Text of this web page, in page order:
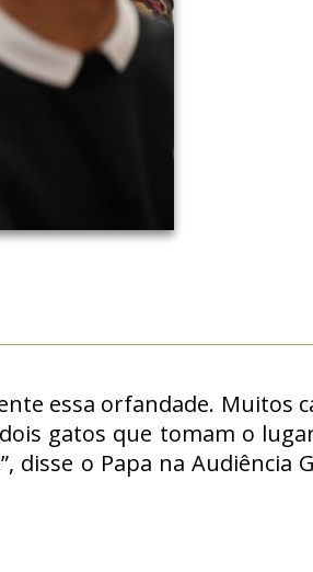
essa orfandade. Muitos
gatos que tomam o
o Papa na Audiência